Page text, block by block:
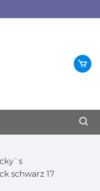
schwarz 17